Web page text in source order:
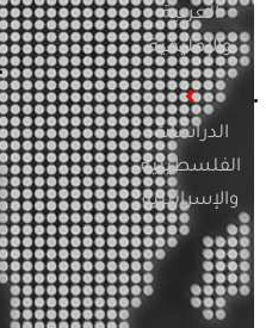
العربية
والإقليمية
الدراسات
الفلسطينية
والإسرائيلية